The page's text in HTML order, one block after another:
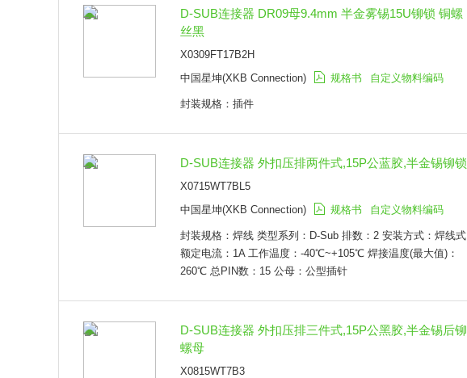
D-SUB连接器 DR09母9.4mm 半金雾锡15U铆锁 铜螺
丝黑
X0309FT17B2H
中国星坤(XKB Connection)
规格书 自定义物料编码
封装规格：插件
D-SUB连接器 外扣压排两件式,15P公蓝胶,半金锡铆锁
X0715WT7BL5
中国星坤(XKB Connection)
规格书 自定义物料编码
封装规格：焊线 类型系列：D-Sub 排数：2 安装方式：焊线式
额定电流：1A 工作温度：-40℃~+105℃ 焊接温度(最大值)：
260℃ 总PIN数：15 公母：公型插针
D-SUB连接器 外扣压排三件式,15P公黑胶,半金锡后铆
螺母
X0815WT7B3